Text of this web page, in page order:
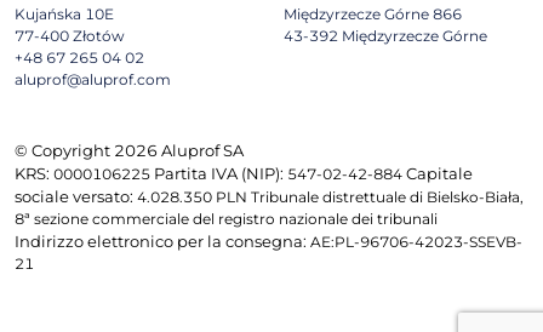
Kujańska 10E
77-400 Złotów
+48 67 265 04 02
aluprof@aluprof.com
Międzyrzecze Górne 866
43-392 Międzyrzecze Górne
© Copyright 2026 Aluprof SA
KRS: 0000106225 Partita IVA (NIP): 547-02-42-884 Capitale
sociale versato: 4.028.350 PLN Tribunale distrettuale di Bielsko-Biała,
8ª sezione commerciale del registro nazionale dei tribunali
Indirizzo elettronico per la consegna: AE:PL-96706-42023-SSEVB-
21